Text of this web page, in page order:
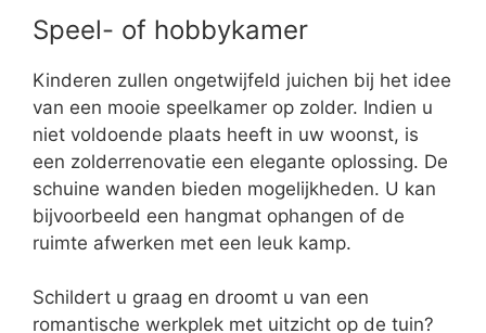
Speel- of hobbykamer
Kinderen zullen ongetwijfeld juichen bij het idee
van een mooie speelkamer op zolder. Indien u
niet voldoende plaats heeft in uw woonst, is
een zolderrenovatie een elegante oplossing. De
schuine wanden bieden mogelijkheden. U kan
bijvoorbeeld een hangmat ophangen of de
ruimte afwerken met een leuk kamp.
Schildert u graag en droomt u van een
romantische werkplek met uitzicht op de tuin?